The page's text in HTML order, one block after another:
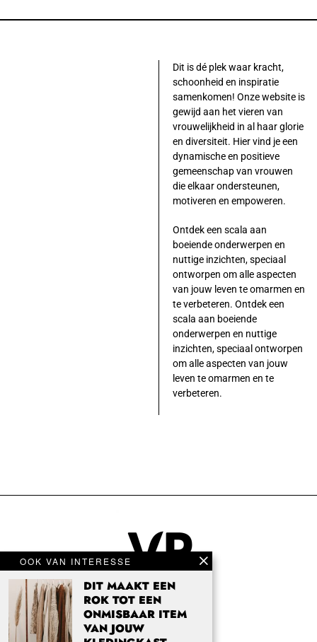
OOK VAN INTERESSE
DIT MAAKT EEN
ROK TOT EEN
ONMISBAAR ITEM
VAN JOUW
Dit is dé plek waar kracht,
schoonheid en inspiratie
samenkomen! Onze website is
gewijd aan het vieren van
vrouwelijkheid in al haar glorie
en diversiteit. Hier vind je een
dynamische en positieve
gemeenschap van vrouwen
die elkaar ondersteunen,
motiveren en empoweren.
Ontdek een scala aan
boeiende onderwerpen en
nuttige inzichten, speciaal
ontworpen om alle aspecten
van jouw leven te omarmen en
te verbeteren. Ontdek een
scala aan boeiende
onderwerpen en nuttige
inzichten, speciaal ontworpen
om alle aspecten van jouw
leven te omarmen en te
verbeteren.